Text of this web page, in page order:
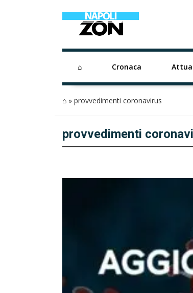
⌂ Cronaca
⌂ » provvedimenti coronavirus
provvedimenti